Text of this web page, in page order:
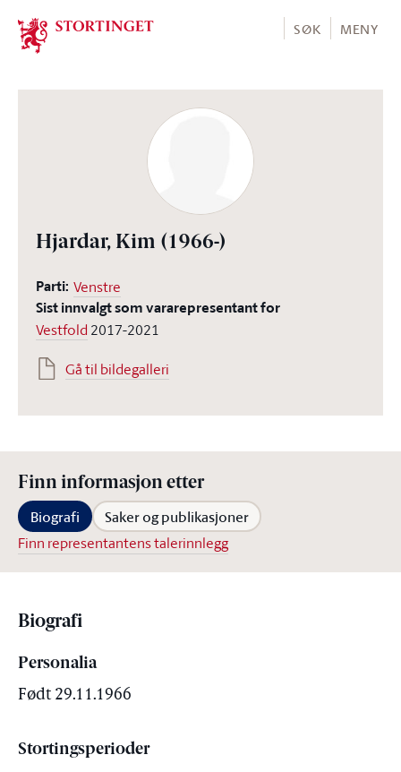
Stortinget.no
SØK MENY
Hjardar, Kim (1966-)
Parti: Venstre
Sist innvalgt som vararepresentant for
Vestfold 2017-2021
Gå til bildegalleri
Finn informasjon etter
Biografi Saker og publikasjoner
Finn representantens talerinnlegg
Biografi
Personalia
Født 29.11.1966
Stortingsperioder